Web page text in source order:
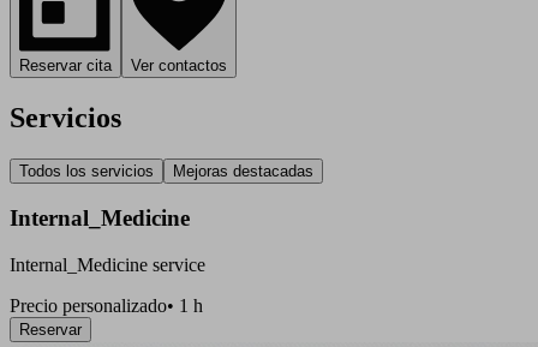
Reservar cita Ver contactos
Servicios
Todos los servicios Mejoras destacadas
Internal_Medicine
Internal_Medicine service
Precio personalizado• 1 h
Reservar